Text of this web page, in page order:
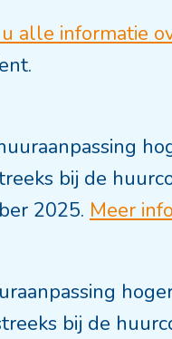
alle informatie
bij de
2025. Meer
bij de